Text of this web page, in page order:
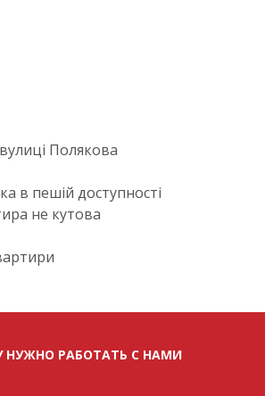
Полякова
в пешій доступності
не кутова
НУЖНО РАБОТАТЬ С НАМИ